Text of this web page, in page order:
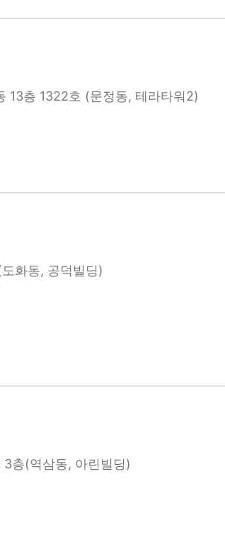
13층 1322호 (문정동, 테라타워2)
화동, 공덕빌딩)
층(역삼동, 아린빌딩)